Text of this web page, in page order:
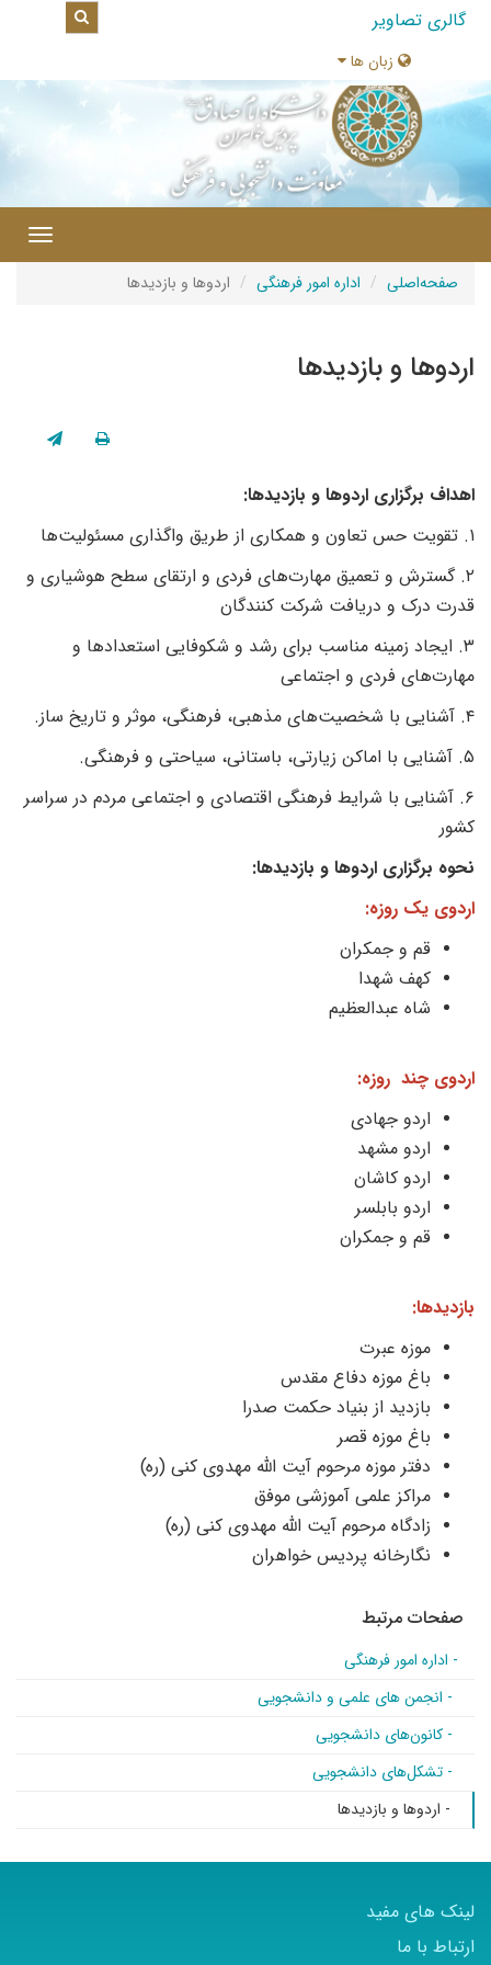
گالری تصاویر
زبان ها
صفحه‌اصلی اداره امور فرهنگی اردوها و بازدیدها
اردوها و بازدیدها
اهداف برگزاری اردوها و بازدیدها:
۱. تقویت حس تعاون و همکاری از طریق واگذاری مسئولیت‌ها
۲. گسترش و تعمیق مهارت‌های فردی و ارتقای سطح هوشیاری و
قدرت درک و دریافت شرکت کنندگان
۳. ایجاد زمینه مناسب برای رشد و شکوفایی استعدادها و
مهارت‌های فردی و اجتماعی
۴. آشنایی با شخصیت‌های مذهبی، فرهنگی، موثر و تاریخ ساز.
۵. آشنایی با اماکن زیارتی، باستانی، سیاحتی و فرهنگی.
۶. آشنایی با شرایط فرهنگی اقتصادی و اجتماعی مردم در سراسر
کشور
نحوه برگزاری اردوها و بازدیدها:
اردوی یک روزه:
قم و جمکران
کهف شهدا
شاه عبدالعظیم
اردوی چند روزه:
اردو جهادی
اردو مشهد
اردو کاشان
اردو بابلسر
قم و جمکران
بازدیدها:
موزه عبرت
باغ موزه دفاع مقدس
بازدید از بنیاد حکمت صدرا
باغ موزه قصر
دفتر موزه مرحوم آیت الله مهدوی کنی (ره)
مراکز علمی آموزشی موفق
زادگاه مرحوم آیت الله مهدوی کنی (ره)
نگارخانه پردیس خواهران
صفحات مرتبط
- اداره امور فرهنگی
- انجمن های علمی و دانشجویی
- کانون‌های دانشجویی
- تشکل‌های دانشجویی
- اردوها و بازدیدها
لینک های مفید
ارتباط با ما